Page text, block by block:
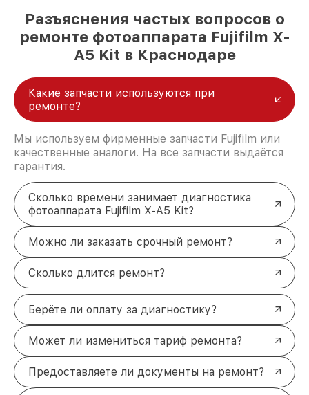
Разъяснения частых вопросов о
ремонте фотоаппарата Fujifilm X-
A5 Kit в Краснодаре
Какие запчасти используются при
ремонте?
Мы используем фирменные запчасти Fujifilm или
качественные аналоги. На все запчасти выдаётся
гарантия.
Сколько времени занимает диагностика
фотоаппарата Fujifilm X-A5 Kit?
Можно ли заказать срочный ремонт?
Сколько длится ремонт?
Берёте ли оплату за диагностику?
Может ли измениться тариф ремонта?
Предоставляете ли документы на ремонт?